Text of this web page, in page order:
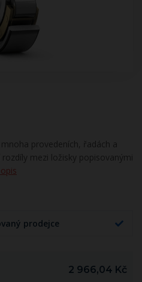
provedeních, řadách a
mezi ložisky popisovanými
prodejce
2 966,04 Kč